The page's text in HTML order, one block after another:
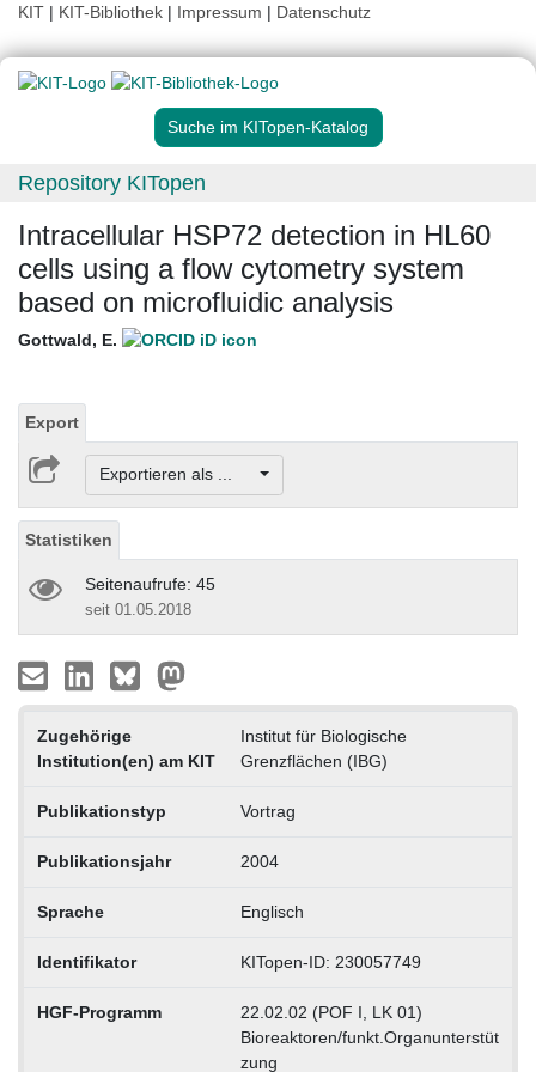
KIT | KIT-Bibliothek | Impressum | Datenschutz
Suche im KITopen-Katalog
Repository KITopen
Intracellular HSP72 detection in HL60
cells using a flow cytometry system
based on microfluidic analysis
Gottwald, E.
Export
Exportieren als ...
Statistiken
Seitenaufrufe: 45
seit 01.05.2018
Zugehörige
Institution(en) am KIT
Institut für Biologische
Grenzflächen (IBG)
Publikationstyp Vortrag
Publikationsjahr 2004
Sprache Englisch
Identifikator KITopen-ID: 230057749
HGF-Programm
22.02.02 (POF I, LK 01)
Bioreaktoren/funkt.Organunterstüt
zung